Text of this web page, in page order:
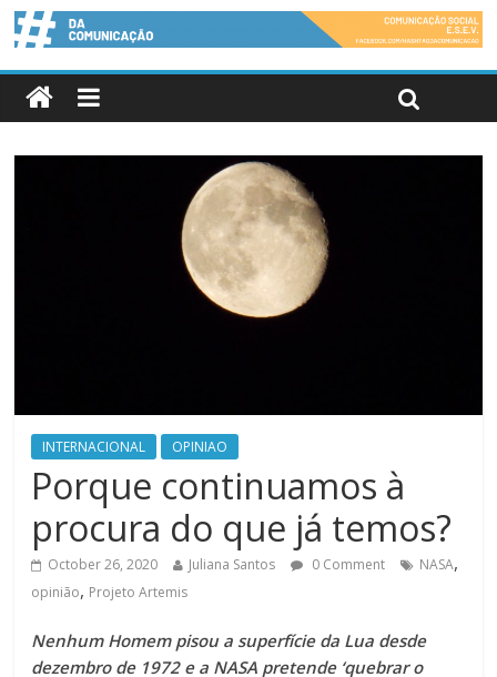
INTERNACIONAL OPINIAO
Porque continuamos à
procura do que já temos?
October 26, 2020 Juliana Santos 0 Comment NASA,
opinião, Projeto Artemis
Nenhum Homem pisou a superfície da Lua desde
dezembro de 1972 e a NASA pretende ‘quebrar o